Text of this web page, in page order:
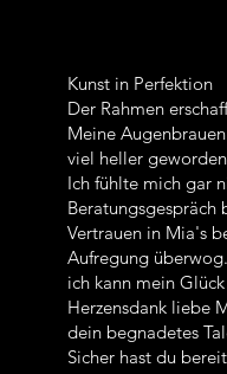
Kunst in Perfektion
Der Rahmen
Meine
viel heller
Ich fühlte mich gar
Vertrauen in Mia's
Aufregung
ich kann mein
Herzensdank liebe
dein begnadetes
Sicher hast du